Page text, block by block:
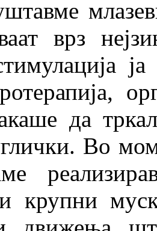
врз
да
Во
крупни